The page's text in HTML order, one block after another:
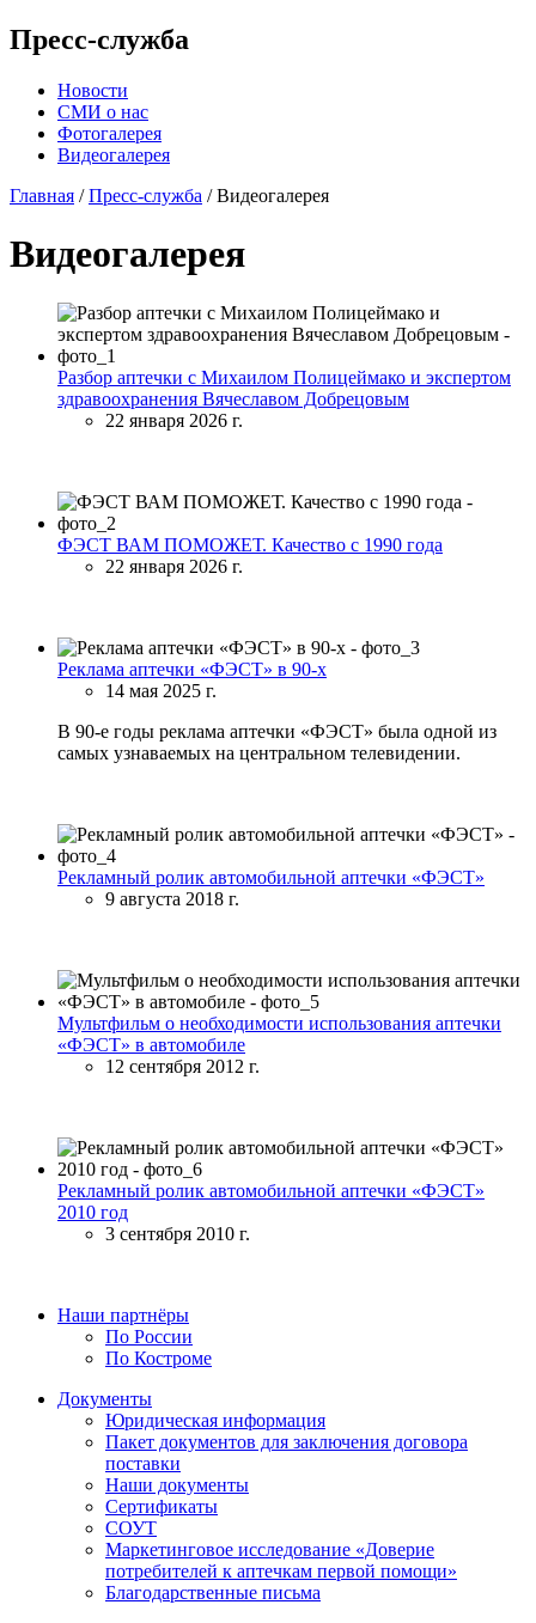
Пресс-служба
Новости
СМИ о нас
Фотогалерея
Видеогалерея
Главная / Пресс-служба / Видеогалерея
Видеогалерея
Разбор аптечки с Михаилом Полицеймако и экспертом
здравоохранения Вячеславом Добрецовым
22 января 2026 г.
ФЭСТ ВАМ ПОМОЖЕТ. Качество с 1990 года
22 января 2026 г.
Реклама аптечки «ФЭСТ» в 90-х
14 мая 2025 г.
В 90-е годы реклама аптечки «ФЭСТ» была одной из
самых узнаваемых на центральном телевидении.
Рекламный ролик автомобильной аптечки «ФЭСТ»
9 августа 2018 г.
Мультфильм о необходимости использования аптечки
«ФЭСТ» в автомобиле
12 сентября 2012 г.
Рекламный ролик автомобильной аптечки «ФЭСТ»
2010 год
3 сентября 2010 г.
Наши партнёры
По России
По Костроме
Документы
Юридическая информация
Пакет документов для заключения договора
поставки
Наши документы
Сертификаты
СОУТ
Маркетинговое исследование «Доверие
потребителей к аптечкам первой помощи»
Благодарственные письма